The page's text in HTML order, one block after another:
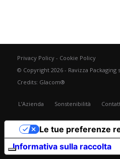
Privacy Policy- Cookie Policy
© Copyright 2026 - Ravizza Packaging
Credits: Glacom®
L’Azienda Sonstenibilità
Informativa sulla raccolta
Le tue preferenze